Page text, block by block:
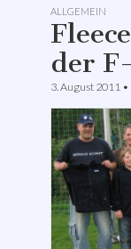
ALLGEMEIN
der
3. August 2011 •